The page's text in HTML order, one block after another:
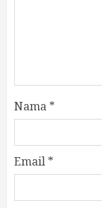
Nama *
Email *